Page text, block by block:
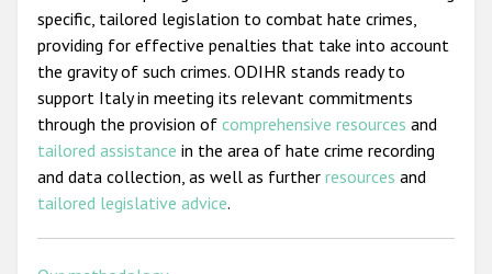
specific, tailored legislation to combat hate crimes,
providing for effective penalties that take into account
the gravity of such crimes. ODIHR stands ready to
support Italy in meeting its relevant commitments
through the provision of comprehensive resources and
tailored assistance in the area of hate crime recording
and data collection, as well as further resources and
tailored legislative advice.